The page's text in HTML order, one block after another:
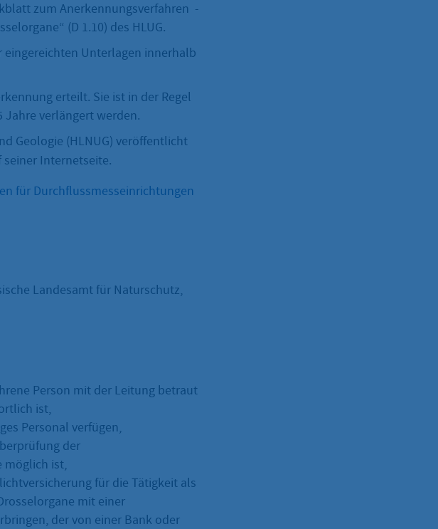
zum Anerkennungsverfahren -
(D 1.10) des HLUG.
eingereichten Unterlagen innerhalb
erteilt. Sie ist in der Regel
Jahre verlängert werden.
Geologie (HLNUG) veröffentlicht
seiner Internetseite.
für Durchflussmesseinrichtungen
Landesamt für Naturschutz,
Person mit der Leitung betraut
ist,
Personal verfügen,
der
möglich ist,
für die Tätigkeit als
mit einer
der von einer Bank oder